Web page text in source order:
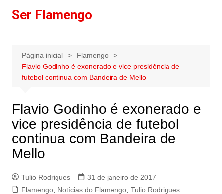
paraSer Flamengo
Página inicial
Flamengo
Flavio Godinho é exonerado e vice presidência de
futebol continua com Bandeira de Mello
Flavio Godinho é exonerado e
vice presidência de futebol
continua com Bandeira de
Mello
Tulio Rodrigues
31 de janeiro de 2017
Flamengo, Notícias do Flamengo, Tulio Rodrigues